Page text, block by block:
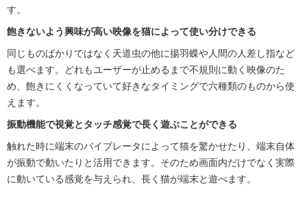
す。
飽きないよう興味が高い映像を猫によって使い分けできる
同じものばかりではなく天道虫の他に揚羽蝶や人間の人差し指など
も選べます。どれもユーザーが止めるまで不規則に動く映像のた
め、飽きにくくなっていて好きなタイミングで六種類のものから使
えます。
振動機能で視覚とタッチ感覚で長く遊ぶことができる
触れた時に端末のバイブレータによって猫を驚かせたり、端末自体
が振動で動いたりと活用できます。そのため画面内だけでなく実際
に動いている感覚を与えられ、長く猫が端末と遊べます。